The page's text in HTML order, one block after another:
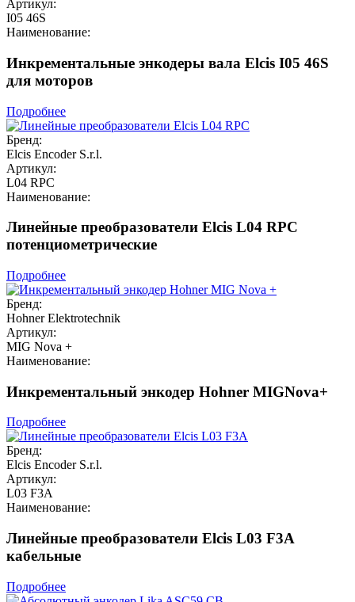
Артикул:
I05 46S
Наименование:
Инкрементальные энкодеры вала Elcis I05 46S
для моторов
Подробнее
Бренд:
Elcis Encoder S.r.l.
Артикул:
L04 RPC
Наименование:
Линейные преобразователи Elcis L04 RPC
потенциометрические
Подробнее
Бренд:
Hohner Elektrotechnik
Артикул:
MIG Nova +
Наименование:
Инкрементальный энкодер Hohner MIGNova+
Подробнее
Бренд:
Elcis Encoder S.r.l.
Артикул:
L03 F3A
Наименование:
Линейные преобразователи Elcis L03 F3A
кабельные
Подробнее